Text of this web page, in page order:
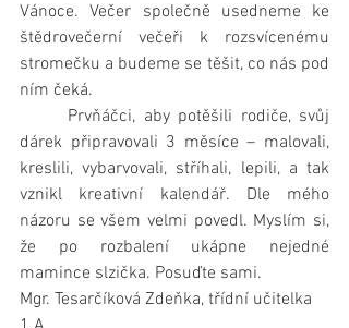
Vánoce. Večer společně usedneme ke
štědrovečerní večeři k rozsvícenému
stromečku a budeme se těšit, co nás pod
ním čeká.
Prvňáčci, aby potěšili rodiče, svůj
dárek připravovali 3 měsíce – malovali,
kreslili, vybarvovali, stříhali, lepili, a tak
vznikl kreativní kalendář. Dle mého
názoru se všem velmi povedl. Myslím si,
že po rozbalení ukápne nejedné
mamince slzička. Posuďte sami.
Mgr. Tesarčíková Zdeňka, třídní učitelka